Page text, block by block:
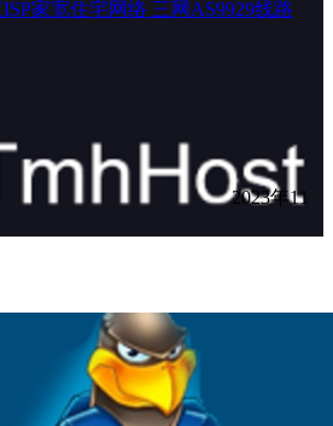
家宽住宅网络 三网AS9929线路
2023年11